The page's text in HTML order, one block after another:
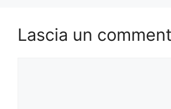
Lascia un